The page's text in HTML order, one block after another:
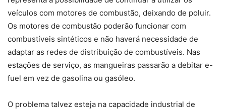
veículos com motores de combustão, deixando de poluir.
Os motores de combustão poderão funcionar com
combustíveis sintéticos e não haverá necessidade de
adaptar as redes de distribuição de combustíveis. Nas
estações de serviço, as mangueiras passarão a debitar e-
fuel em vez de gasolina ou gasóleo.
O problema talvez esteja na capacidade industrial de